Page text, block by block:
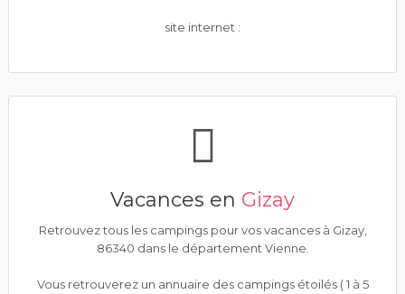
site internet :
Vacances en Gizay
Retrouvez tous les campings pour vos vacances à Gizay,
86340 dans le département Vienne.
Vous retrouverez un annuaire des campings étoilés ( 1 à 5